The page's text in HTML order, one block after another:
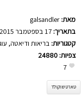
מאת: galsandler
בתאריך:
קטגוריות: בריאות ודיאטה,
צפיות: 24880
7
טארט שוקולד